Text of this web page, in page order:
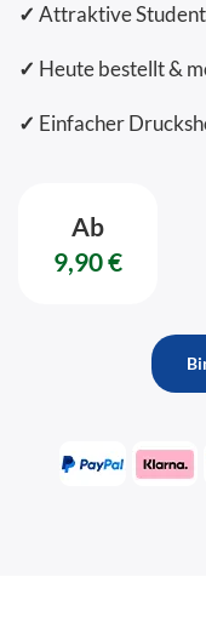
✓ Attraktive
✓ Heute bestellt &
✓ Einfacher
Ab
9,90 €